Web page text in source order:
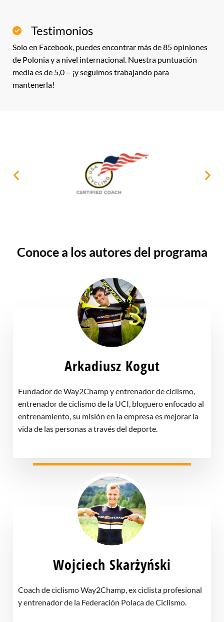
Testimonios
Solo en Facebook, puedes encontrar más de 85 opiniones
de Polonia y a nivel internacional. Nuestra puntuación
media es de 5,0 – ¡y seguimos trabajando para
mantenerla!
Conoce a los autores del programa
Arkadiusz Kogut
Fundador de Way2Champ y entrenador de ciclismo,
entrenador de ciclismo de la UCI, bloguero enfocado al
entrenamiento, su misión en la empresa es mejorar la
vida de las personas a través del deporte.
Wojciech Skarżyński
Coach de ciclismo Way2Champ, ex ciclista profesional
y entrenador de la Federación Polaca de Ciclismo.